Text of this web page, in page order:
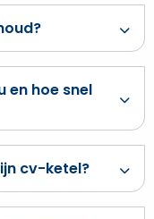
en hoe snel
cv-ketel?